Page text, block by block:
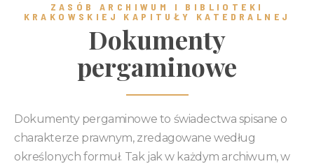
ZASÓB ARCHIWUM I BIBLIOTEKI
KRAKOWSKIEJ KAPITUŁY KATEDRALNEJ ​
Dokumenty
pergaminowe
Dokumenty pergaminowe to świadectwa spisane o
charakterze prawnym, zredagowane według
określonych formuł. Tak jak w każdym archiwum, w